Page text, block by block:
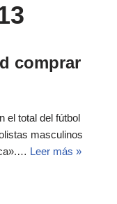
comprar
el total del fútbol
masculinos
Leer más »